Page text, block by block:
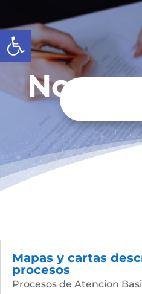
Abrir barra de herramientas
Mapas y cartas
procesos
Procesos de Atencion